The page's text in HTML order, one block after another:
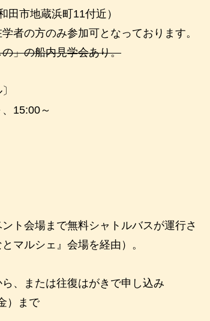
田市地蔵浜町11付近）
者の方のみ参加可となっております。
」の船内見学会あり。
15:00～
ト会場まで無料シャトルバスが運行さ
マルシェ』会場を経由）。
、または往復はがきで申し込み
）まで